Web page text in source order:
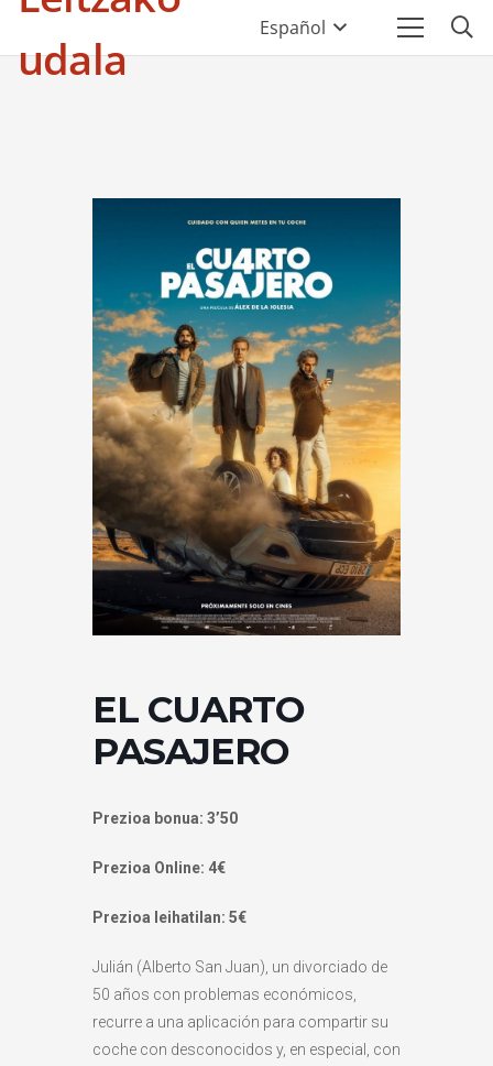
udala
Español
EL CUARTO
PASAJERO
Prezioa bonua: 3’50
Prezioa Online: 4€
Prezioa leihatilan: 5€
Julián (Alberto San Juan), un divorciado de
50 años con problemas económicos,
recurre a una aplicación para compartir su
coche con desconocidos y, en especial, con